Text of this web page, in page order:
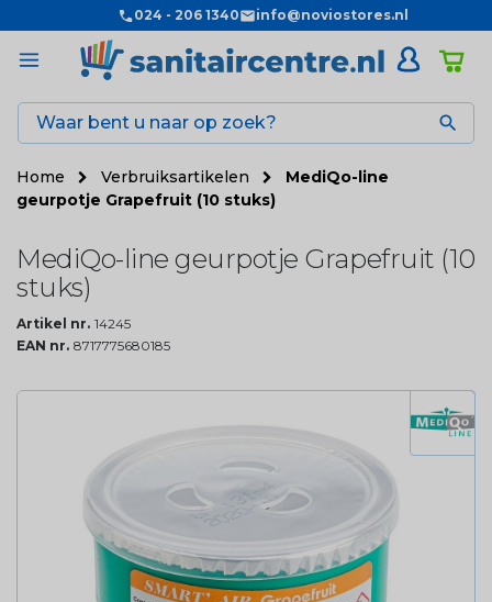
024 - 206 1340 info@noviostores.nl

Home Verbruiksartikelen
MediQo-line
geurpotje Grapefruit (10 stuks)
MediQo-line geurpotje Grapefruit (10
stuks)
Artikel nr. 14245
EAN nr. 8717775680185